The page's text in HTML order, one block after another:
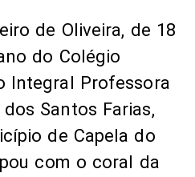
de Oliveira, de 18
do Colégio
Integral Professora
Santos Farias,
de Capela do
com o coral da